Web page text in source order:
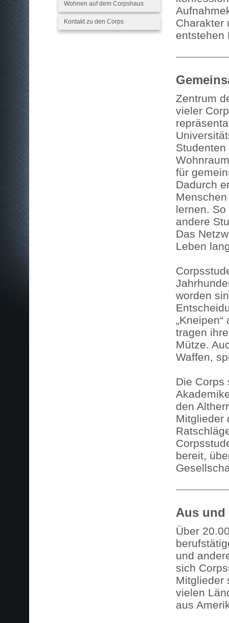
Wohnen auf dem Corpshaus
Kontakt zu den Corps
Charakter
entstehen
Zentrum
vieler
für
Dadurch
lernen.
andere
Das
Leben
worden
tragen
Mütze.
Waffen,
Die Corps
den
Mitglieder
bereit,
Aus und
Über
und
sich
Mitglieder
vielen
aus